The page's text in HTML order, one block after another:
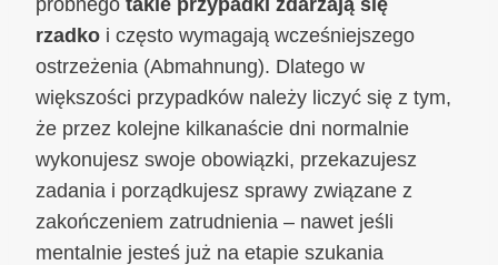
rzadko i często wymagają wcześniejszego
ostrzeżenia (Abmahnung). Dlatego w
większości przypadków należy liczyć się z tym,
że przez kolejne kilkanaście dni normalnie
wykonujesz swoje obowiązki, przekazujesz
zadania i porządkujesz sprawy związane z
zakończeniem zatrudnienia – nawet jeśli
mentalnie jesteś już na etapie szukania